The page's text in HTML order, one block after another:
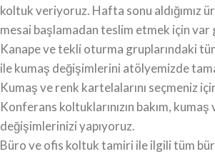
koltuk veriyoruz. Hafta sonu aldığımız
mesai başlamadan teslim etmek için var
Kanape ve tekli oturma gruplarındaki
ile kumaş değişimlerini atölyemizde
Kumaş ve renk kartelalarını seçmeniz
Konferans koltuklarınızın bakım,
değişimlerinizi yapıyoruz.
Büro ve ofis koltuk tamiri ile ilgili tüm